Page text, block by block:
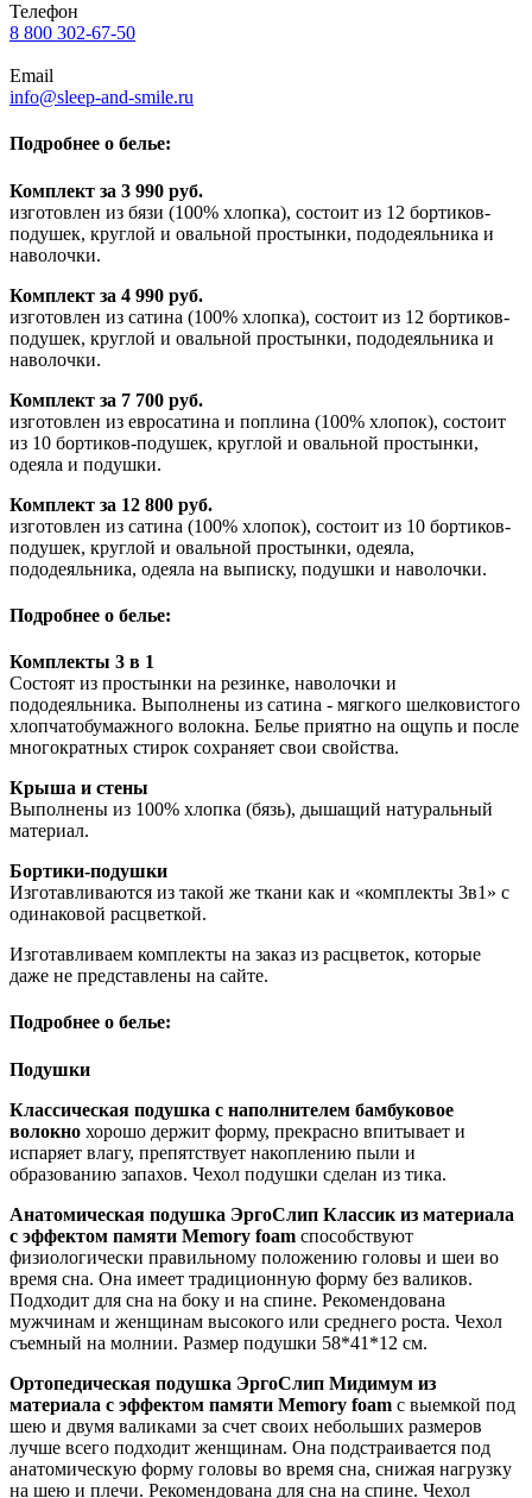
Телефон
8 800 302-67-50
Email
info@sleep-and-smile.ru
Подробнее о белье:
Комплект за 3 990 руб.
изготовлен из бязи (100% хлопка), состоит из 12 бортиков-
подушек, круглой и овальной простынки, пододеяльника и
наволочки.
Комплект за 4 990 руб.
изготовлен из сатина (100% хлопка), состоит из 12 бортиков-
подушек, круглой и овальной простынки, пододеяльника и
наволочки.
Комплект за 7 700 руб.
изготовлен из евросатина и поплина (100% хлопок), состоит
из 10 бортиков-подушек, круглой и овальной простынки,
одеяла и подушки.
Комплект за 12 800 руб.
изготовлен из сатина (100% хлопок), состоит из 10 бортиков-
подушек, круглой и овальной простынки, одеяла,
пододеяльника, одеяла на выписку, подушки и наволочки.
Подробнее о белье:
Комплекты 3 в 1
Состоят из простынки на резинке, наволочки и
пододеяльника. Выполнены из сатина - мягкого шелковистого
хлопчатобумажного волокна. Белье приятно на ощупь и после
многократных стирок сохраняет свои свойства.
Крыша и стены
Выполнены из 100% хлопка (бязь), дышащий натуральный
материал.
Бортики-подушки
Изготавливаются из такой же ткани как и «комплекты 3в1» с
одинаковой расцветкой.
Изготавливаем комплекты на заказ из расцветок, которые
даже не представлены на сайте.
Подробнее о белье:
Подушки
Классическая подушка с наполнителем бамбуковое
волокно хорошо держит форму, прекрасно впитывает и
испаряет влагу, препятствует накоплению пыли и
образованию запахов. Чехол подушки сделан из тика.
Анатомическая подушка ЭргоСлип Классик из материала
с эффектом памяти Memory foam способствуют
физиологически правильному положению головы и шеи во
время сна. Она имеет традиционную форму без валиков.
Подходит для сна на боку и на спине. Рекомендована
мужчинам и женщинам высокого или среднего роста. Чехол
съемный на молнии. Размер подушки 58*41*12 см.
Ортопедическая подушка ЭргоСлип Мидимум из
материала с эффектом памяти Memory foam с выемкой под
шею и двумя валиками за счет своих небольших размеров
лучше всего подходит женщинам. Она подстраивается под
анатомическую форму головы во время сна, снижая нагрузку
на шею и плечи. Рекомендована для сна на спине. Чехол